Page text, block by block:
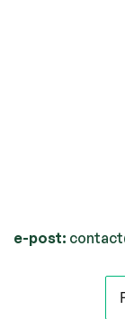
e-post: